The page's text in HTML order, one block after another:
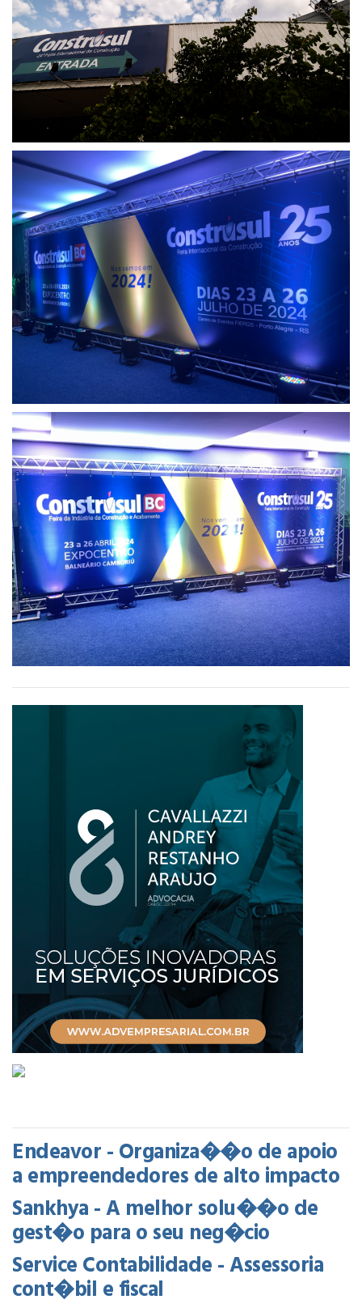
Endeavor - Organiza��o de apoio
a empreendedores de alto impacto
Sankhya - A melhor solu��o de
gest�o para o seu neg�cio
Service Contabilidade - Assessoria
cont�bil e fiscal